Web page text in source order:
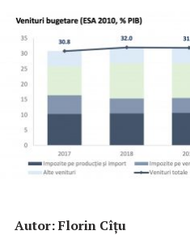
Autor: Florin Cîţu